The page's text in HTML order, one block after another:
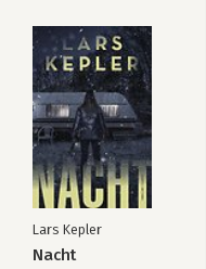
Lars Kepler
Nacht